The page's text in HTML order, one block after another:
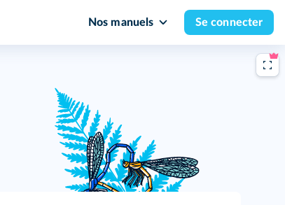
Nos manuels Se connecter